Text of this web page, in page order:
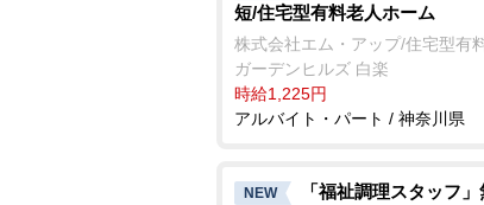
短/住宅型有料老人ホーム
株式会社エム・アップ/住宅型有
ガーデンヒルズ 白楽
時給1,225円
アルバイト・パート / 神奈川県
NEW
「福祉調理スタッフ